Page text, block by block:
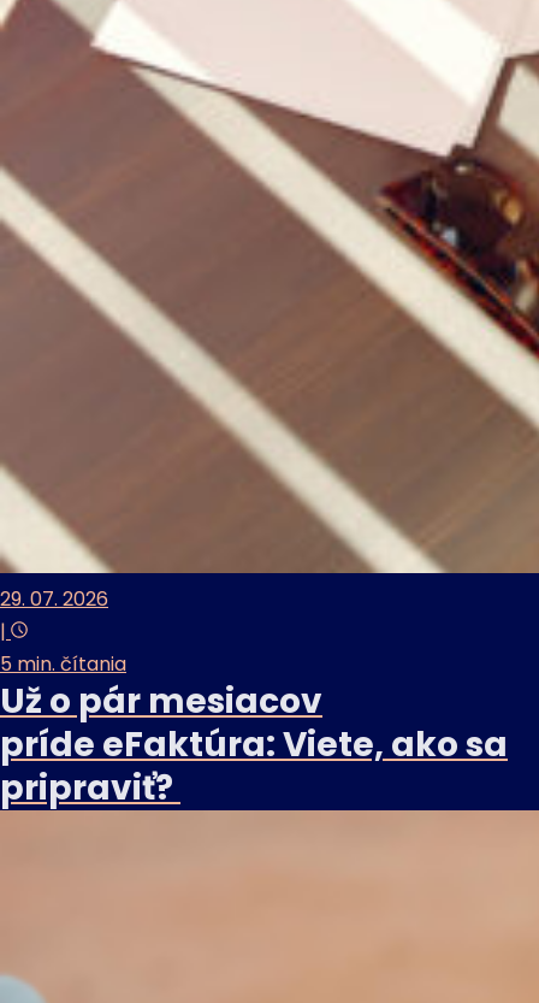
29. 07. 2026
|
5 min. čítania
Už o pár mesiacov
príde eFaktúra: Viete, ako sa
pripraviť?